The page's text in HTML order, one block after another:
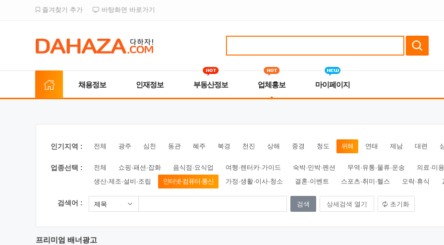
즐겨찾기 추가 바탕화면 바로가기
채용정보 인재정보 부동산정보 업체홍보 마이페이지
인기지역 : 전체 광주 심천 동관 혜주 북경 천진 상해 중경 청도 위해 연태 제남 대련
업종선택 : 전체 쇼핑·패션·잡화 음식점·요식업 여행·렌터카·가이드 숙박·민박·펜션 무역·유통·물류·운송
의료·미
생산·제조·설비·조립
인터넷·컴퓨터·통신 가정·생활·이사·청소 결혼·이벤트 스포츠·취미·헬스 오락·휴식
검색어 : 제목 상세검색 열기 초기화
프리미엄 배너광고